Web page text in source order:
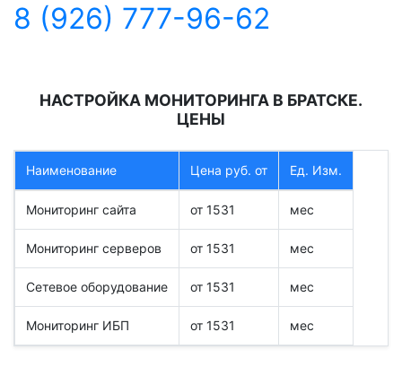
8 (926) 777-96-62
НАСТРОЙКА МОНИТОРИНГА В БРАТСКЕ.
ЦЕНЫ
Наименование Цена руб. от Ед. Изм.
Мониторинг сайта от 1531 мес
Мониторинг серверов от 1531 мес
Сетевое оборудование от 1531 мес
Мониторинг ИБП от 1531 мес